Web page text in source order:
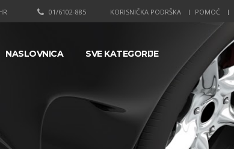
KORISNIČKA PODRŠKA POMOĆ
01/6102-885
NASLOVNICA SVE KATEGORIJE